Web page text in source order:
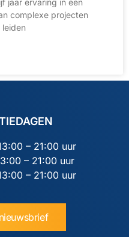
jaar ervaring in een
complexe projecten
leiden
– 21:00 uur
– 21:00 uur
– 21:00 uur